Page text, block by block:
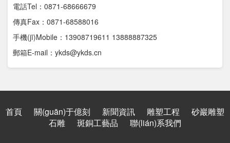
電話Tel：0871-68666679
傳真Fax：0871-68588016
手機(jī)Mobile：13908719611 13888887325
郵箱E-mail：ykds@ykds.cn
首頁 關(guān)于億刻 新聞資訊 雕塑工程
砂巖雕塑
石雕
斑銅工藝品 聯(lián)系我們